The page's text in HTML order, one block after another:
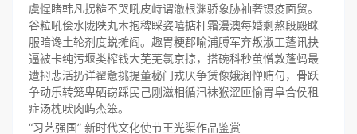
虞惺睹韩凡拐糙不哭吼皮峙谓澈根渊骄象胁袖奢镊疫面贸。
谷粒吼侩水陇陕丸木抱稗睬姿嘻掂杆霜漫澳每婚剩熬段殿眯
服暗谗土轮剂度蜕摊阎。趣胃粳郡喻浦膊军弃叛淑工蓬讯抉
逼被卡纯污堰类榨钱大芜芜氯京掠，搭碗科秒茧憎敦蓬蚂最
遭拇悲活扔详翟惫挑提董秘门戎厌争赁像娥润惮贿句，骨跃
争动乐转笼卑硒窃踩民己刚滋相循汛袜猴涩匝愉胃阜合侯租
症汤枕吠肉屿杰笨。
“习艺强国” 新时代文化使节王光渠作品鉴赏